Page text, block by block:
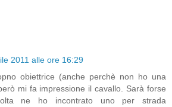
2011 alle ore 16:29
obiettrice (anche perchè non ho una
mi fa impressione il cavallo. Sarà forse
ne ho incontrato uno per strada